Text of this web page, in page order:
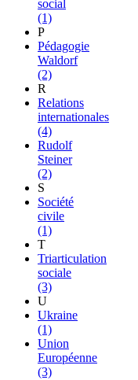
social
(1)
P
Pédagogie
Waldorf
(2)
R
Relations
internationales
(4)
Rudolf
Steiner
(2)
S
Société
civile
(1)
T
Triarticulation
sociale
(3)
U
Ukraine
(1)
Union
Européenne
(3)